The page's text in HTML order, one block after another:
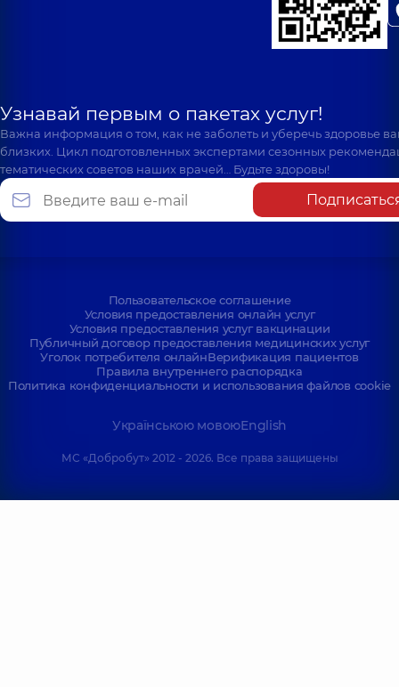
Узнавай первым о пакетах услуг!
Важна информация о том, как не заболеть и уберечь здоровье
близких. Цикл подготовленных экспертами сезонных
тематических советов наших врачей… Будьте здоровы!
Пользовательское соглашение
Условия предоставления онлайн услуг
Условия предоставления услуг вакцинации
Публичный договор предоставления медицинских услуг
Уголок потребителя онлайнВерификация пациентов
Правила внутреннего распорядка
Политика конфиденциальности и использования файлов cookie
Українською мовоюEnglish
МС «Добробут» 2012 - 2026. Все права защищены